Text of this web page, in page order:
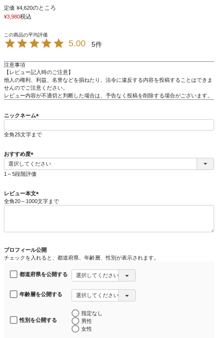
定価 ¥4,620のところ
¥3,980税込
5.00 5
注意事項
【レビュー記入時のご注意】
他人の権利、利益、名誉などを損ねたり、法令に違反する内容を投稿することはできま
せんのでご注意ください。
レビュー内容が不適切と判断した場合は、予告なく投稿を削除する場合がございます。
ニックネーム
必
全角25文字まで
おすすめ度
(
必
1～5段階評価
レビュー本文
(
全角20～1000文字まで
プロフィール公開
チェックを入れると、都道府県、年齢層、性別が表示されます。
都道府県を公開する
年齢層を公開する
性別を公開する
指定なし
男性
女性